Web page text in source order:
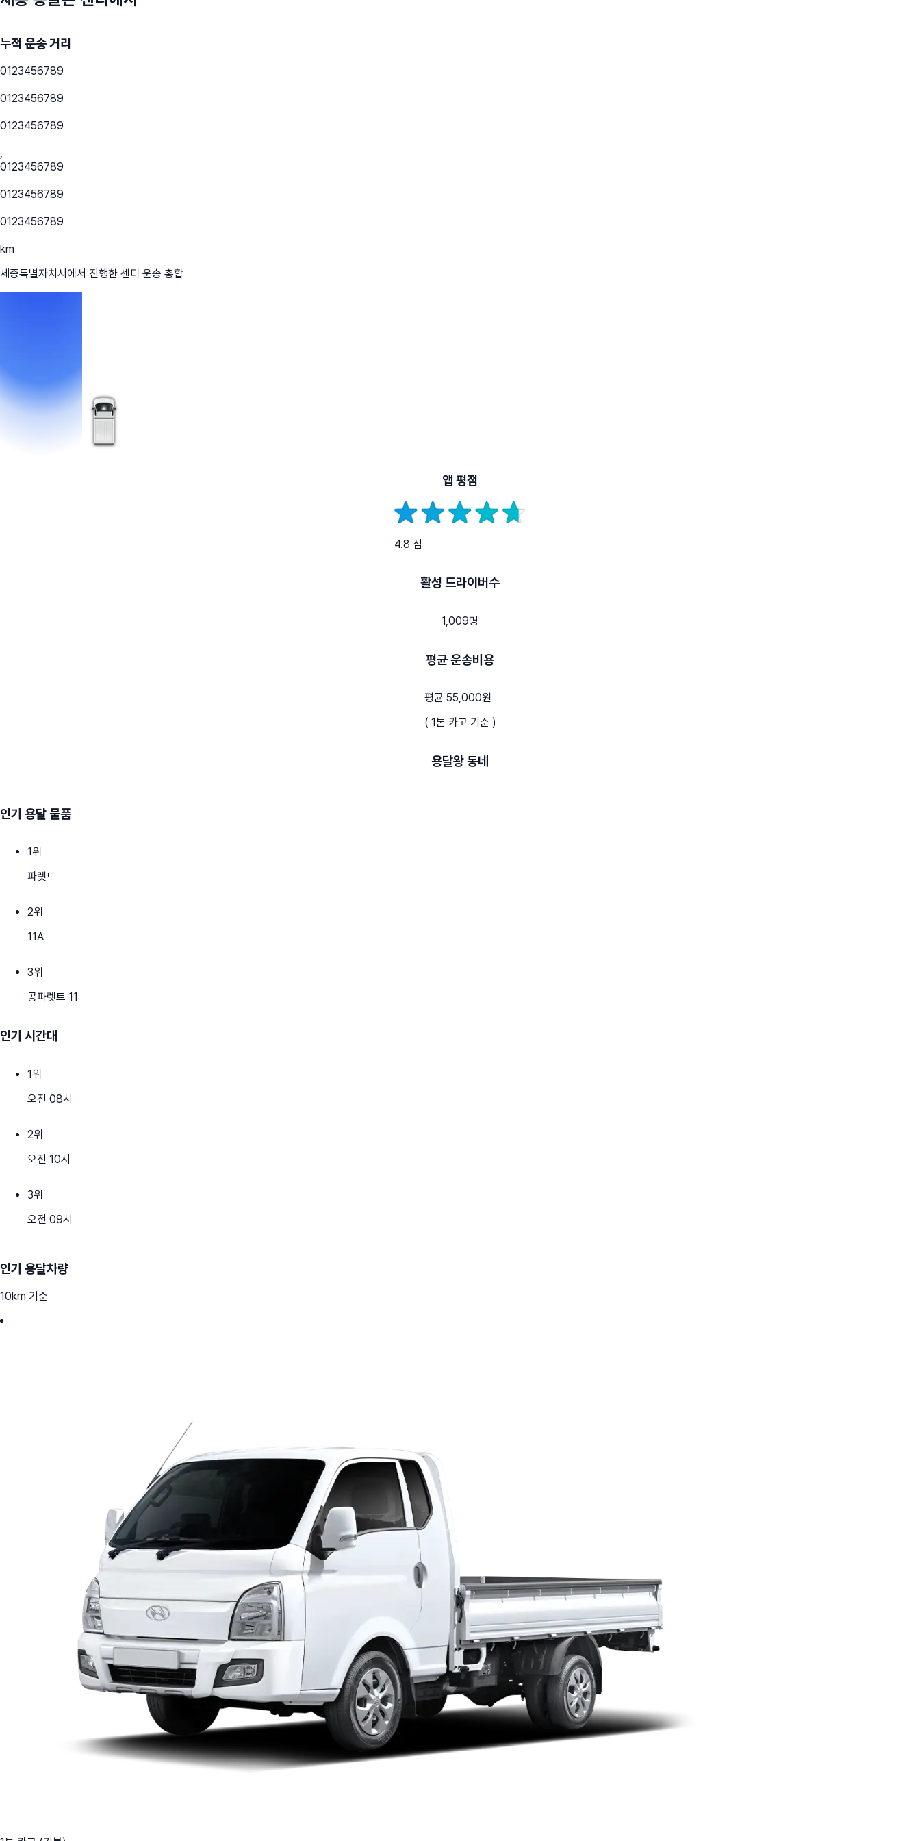
누적 운송 거리
0123456789
0123456789
0123456789
,
0123456789
0123456789
0123456789
km
세종특별자치시 에서 진행한 센디 운송 총합
앱 평점
4.8 점
활성 드라이버수
1,009명
평균 운송비용
평균 55,000원
( 1톤 카고 기준 )
용달왕 동네
인기 용달 물품
1위
파렛트
2위
11A
3위
공파렛트 11
인기 시간대
1위
오전 08시
2위
오전 10시
3위
오전 09시
인기 용달차량
10km 기준